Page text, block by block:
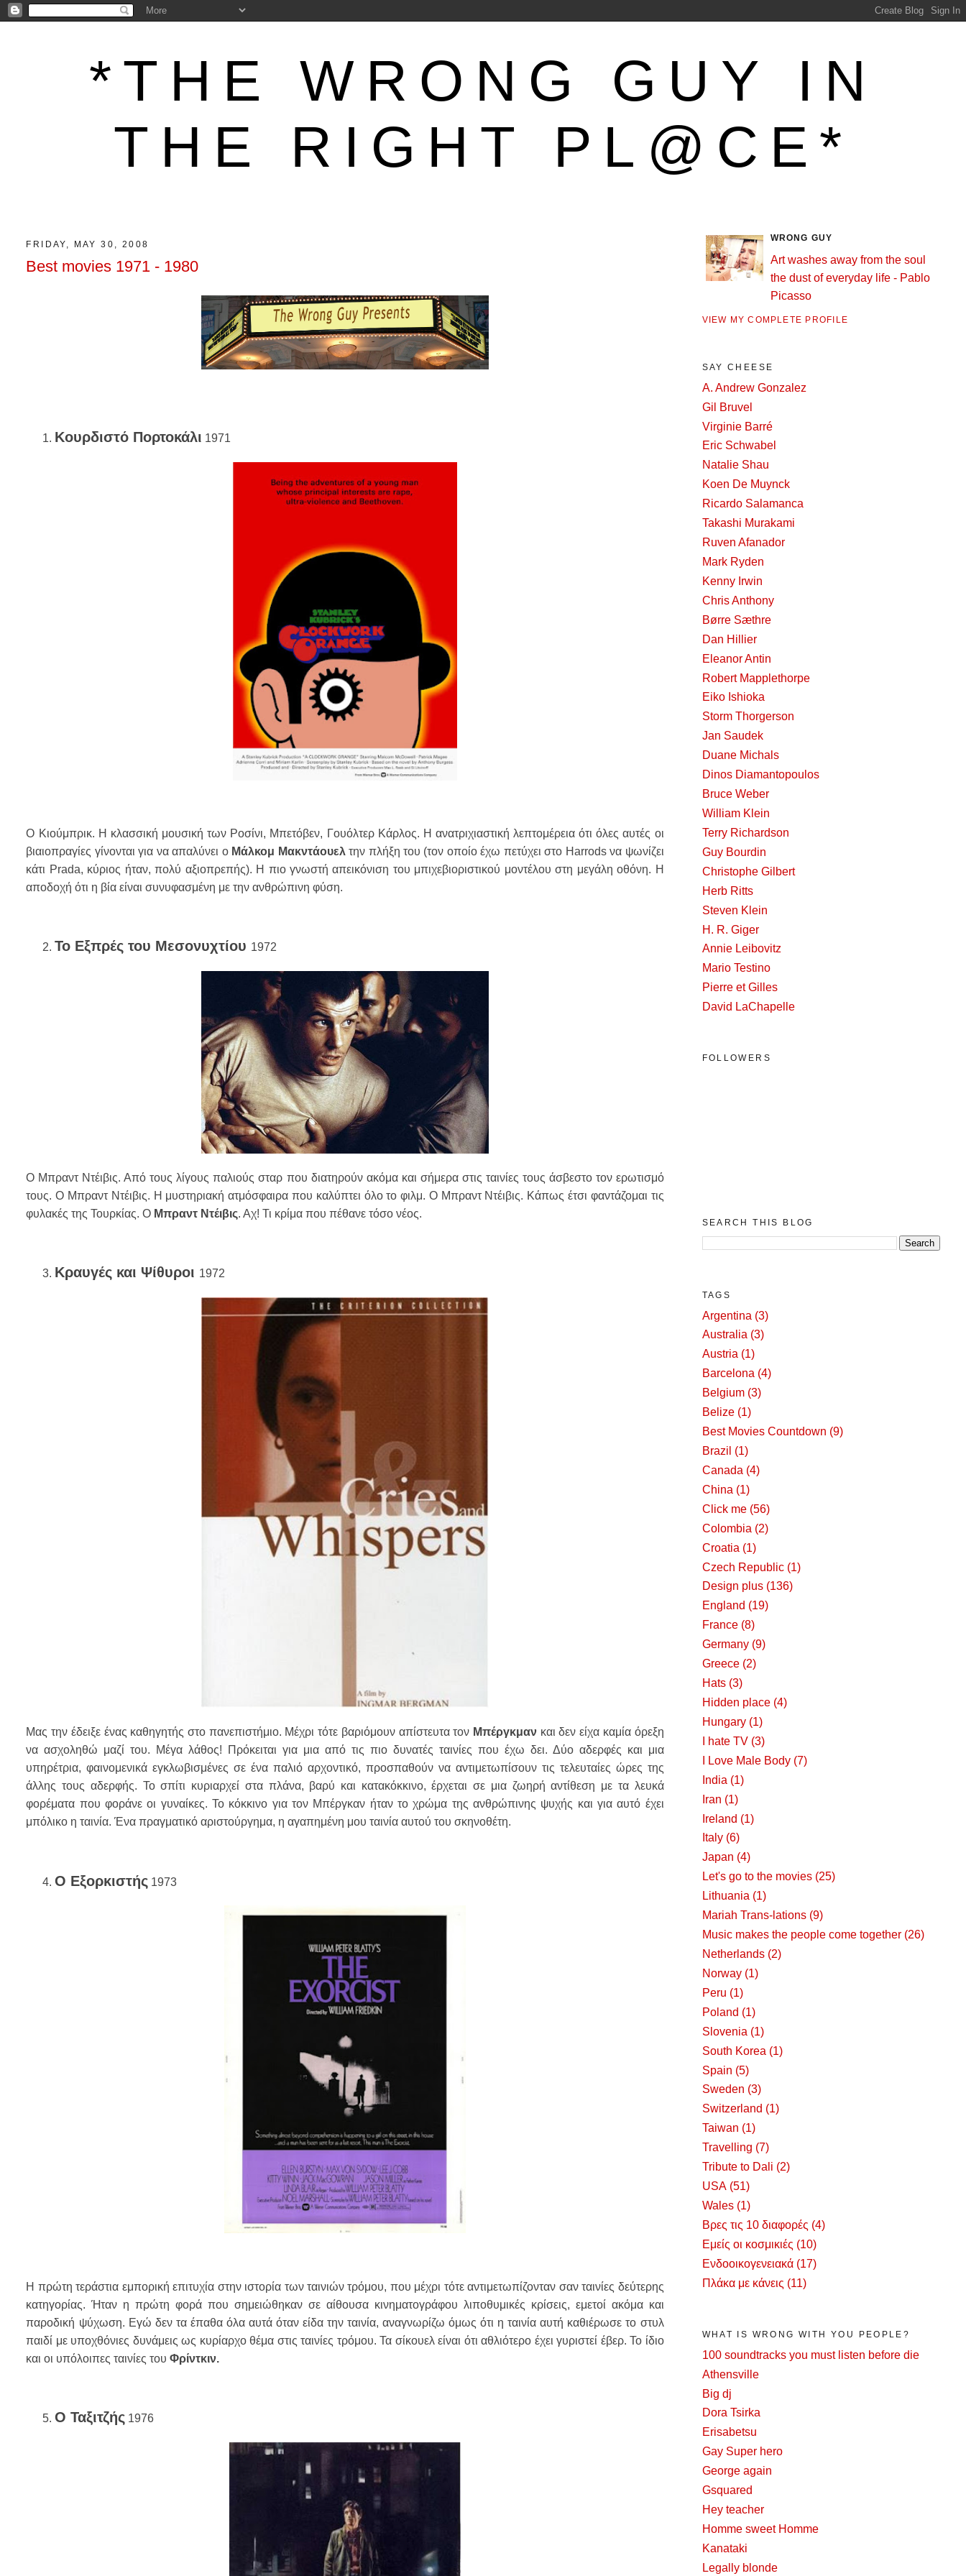
*THE WRONG GUY IN
THE RIGHT PL@CE*
FRIDAY, MAY 30, 2008
Best movies 1971 - 1980
Κουρδιστό Πορτοκάλι 1971
O Κιούμπρικ. Η κλασσική μουσική των Ροσίνι, Μπετόβεν, Γουόλτερ Κάρλος. Η ανατριχιαστική λεπτομέρεια ότι όλες αυτές οι
βιαιοπραγίες γίνονται για να απαλύνει ο Μάλκομ Μακντάουελτην πλήξη του (τον οποίο έχω πετύχει στο Harrods να ψωνίζει
κάτι Prada, κύριος ήταν, πολύ αξιοπρεπής). H πιο γνωστή απεικόνιση του μπιχεβιοριστικού μοντέλου στη μεγάλη οθόνη. Η
αποδοχή ότι η βία είναι συνυφασμένη με την ανθρώπινη φύση.
Το Εξπρές του Μεσονυχτίου 1972
Ο Μπραντ Ντέιβις. Από τους λίγους παλιούς σταρ που διατηρούν ακόμα και σήμερα στις ταινίες τους άσβεστο τον ερωτισμό
τους. Ο Μπραντ Ντέιβις. Η μυστηριακή ατμόσφαιρα που καλύπτει όλο το φιλμ. Ο Μπραντ Ντέιβις. Κάπως έτσι φαντάζομαι τις
φυλακές της Τουρκίας. Ο Μπραντ Ντέιβις. Αχ! Τι κρίμα που πέθανε τόσο νέος.
Κραυγές και Ψίθυροι 1972
Μας την έδειξε ένας καθηγητής στο πανεπιστήμιο. Mέχρι τότε βαριόμουν απίστευτα τον Μπέργκμαν και δεν είχα καμία όρεξη
να ασχοληθώ μαζί του. Μέγα λάθος! Πρόκειται για μια από τις πιο δυνατές ταινίες που έχω δει. Δύο αδερφές και μια
υπηρέτρια, φαινομενικά εγκλωβισμένες σε ένα παλιό αρχοντικό, προσπαθούν να αντιμετωπίσουν τις τελευταίες ώρες της
άλλης τους αδερφής. Το σπίτι κυριαρχεί στα πλάνα, βαρύ και κατακόκκινο, έρχεται σε μια ζωηρή αντίθεση με τα λευκά
φορέματα που φοράνε οι γυναίκες. Το κόκκινο για τον Μπέργκαν ήταν το χρώμα της ανθρώπινης ψυχής και για αυτό έχει
μπόλικο η ταινία. Ένα πραγματικό αριστούργημα, η αγαπημένη μου ταινία αυτού του σκηνοθέτη.
Ο Εξορκιστής 1973
Η πρώτη τεράστια εμπορική επιτυχία στην ιστορία των ταινιών τρόμου, που μέχρι τότε αντιμετωπίζονταν σαν ταινίες δεύτερης
κατηγορίας. Ήταν η πρώτη φορά που σημειώθηκαν σε αίθουσα κινηματογράφου λιποθυμικές κρίσεις, εμετοί ακόμα και
παροδική ψύχωση. Εγώ δεν τα έπαθα όλα αυτά όταν είδα την ταινία, αναγνωρίζω όμως ότι η ταινία αυτή καθιέρωσε το στυλ
παιδί με υποχθόνιες δυνάμεις ως κυρίαρχο θέμα στις ταινίες τρόμου. Τα σίκουελ είναι ότι αθλιότερο έχει γυριστεί έβερ. Το ίδιο
και οι υπόλοιπες ταινίες τουΦρίντκιν.
Ο Ταξιτζής 1976
WRONG GUY
Art washes away from the soul
the dust of everyday life - Pablo
Picasso
VIEW MY COMPLETE PROFILE
SAY CHEESE
A. Andrew Gonzalez
Gil Bruvel
Virginie Barré
Eric Schwabel
Natalie Shau
Koen De Muynck
Ricardo Salamanca
Takashi Murakami
Ruven Afanador
Mark Ryden
Kenny Irwin
Chris Anthony
Børre Sæthre
Dan Hillier
Εleanor Antin
Robert Mapplethorpe
Eiko Ishioka
Storm Thorgerson
Jan Saudek
Duane Michals
Dinos Diamantopoulos
Bruce Weber
William Klein
Terry Richardson
Guy Bourdin
Christophe Gilbert
Herb Ritts
Steven Klein
H. R. Giger
Annie Leibovitz
Mario Testino
Pierre et Gilles
David LaChapelle
FOLLOWERS
SEARCH THIS BLOG
TAGS
Argentina (3)
Australia (3)
Austria (1)
Barcelona (4)
Belgium (3)
Belize (1)
Best Movies Countdown (9)
Brazil (1)
Canada (4)
China (1)
Click me (56)
Colombia (2)
Croatia (1)
Czech Republic (1)
Design plus (136)
England (19)
France (8)
Germany (9)
Greece (2)
Hats (3)
Hidden place (4)
Hungary (1)
I hate TV (3)
I Love Male Body (7)
India (1)
Iran (1)
Ireland (1)
Italy (6)
Japan (4)
Let's go to the movies (25)
Lithuania (1)
Mariah Trans-lations (9)
Music makes the people come together (26)
Netherlands (2)
Norway (1)
Peru (1)
Poland (1)
Slovenia (1)
South Korea (1)
Spain (5)
Sweden (3)
Switzerland (1)
Taiwan (1)
Travelling (7)
Tribute to Dali (2)
USA (51)
Wales (1)
Βρες τις 10 διαφορές (4)
Εμείς οι κοσμικιές (10)
Ενδοοικογενειακά (17)
Πλάκα με κάνεις (11)
WHAT IS WRONG WITH YOU PEOPLE?
100 soundtracks you must listen before die
Athensville
Big dj
Dora Tsirka
Erisabetsu
Gay Super hero
George again
Gsquared
Hey teacher
Homme sweet Homme
Kanataki
Legally blonde